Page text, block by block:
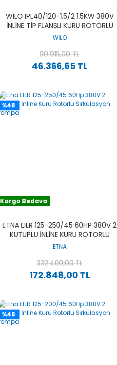
WILO IPL40/120-1.5/2 1.5KW 380V
İNLINE TIP FLANŞLI KURU ROTORLU
SIRKÜLASYON POMPASI
WİLO
46.366,65 TL
90.915,00 TL
%48
Kargo Bedava
ETNA EILR 125-250/45 60HP 380V 2
KUTUPLU İNLINE KURU ROTORLU
SIRKÜLASYON POMPA
ETNA
172.848,00 TL
332.400,00 TL
%48